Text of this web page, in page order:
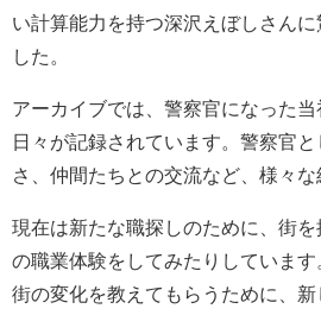
い計算能力を持つ深沢えぼしさん
した。
アーカイブでは、警察官になった
日々が記録されています。警察官と
さ、仲間たちとの交流など、様々な
現在は新たな職探しのために、街
の職業体験をしてみたりしていま
街の変化を教えてもらうために、